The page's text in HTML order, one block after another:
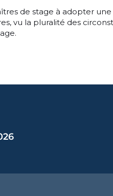
de stage à adopter
vu la pluralité des